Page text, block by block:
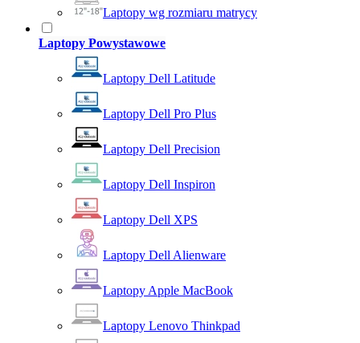
Laptopy wg rozmiaru matrycy
Laptopy Powystawowe
Laptopy Dell Latitude
Laptopy Dell Pro Plus
Laptopy Dell Precision
Laptopy Dell Inspiron
Laptopy Dell XPS
Laptopy Dell Alienware
Laptopy Apple MacBook
Laptopy Lenovo Thinkpad